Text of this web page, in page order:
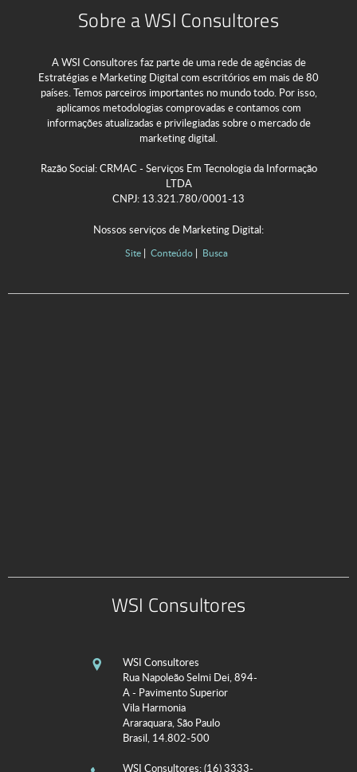
Sobre a WSI Consultores
A WSI Consultores faz parte de uma rede de agências de
Estratégias e Marketing Digital com escritórios em mais de 80
países. Temos parceiros importantes no mundo todo. Por isso,
aplicamos metodologias comprovadas e contamos com
informações atualizadas e privilegiadas sobre o mercado de
marketing digital.
Razão Social: CRMAC - Serviços Em Tecnologia da Informação
LTDA
CNPJ: 13.321.780/0001-13
Nossos serviços de Marketing Digital:
Site Conteúdo Busca
WSI Consultores
WSI Consultores
Rua Napoleão Selmi Dei, 894-
A - Pavimento Superior
Vila Harmonia
Araraquara, São Paulo
Brasil, 14.802-500
WSI Consultores: (16) 3333-